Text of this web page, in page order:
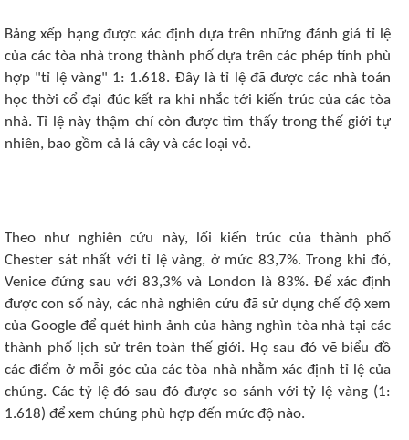
Bảng xếp hạng được xác định dựa trên những đánh giá tỉ lệ
của các tòa nhà trong thành phố dựa trên các phép tính phù
hợp "tỉ lệ vàng" 1: 1.618. Đây là tỉ lệ đã được các nhà toán
học thời cổ đại đúc kết ra khi nhắc tới kiến trúc của các tòa
nhà. Tỉ lệ này thậm chí còn được tìm thấy trong thế giới tự
nhiên, bao gồm cả lá cây và các loại vỏ.
Theo như nghiên cứu này, lối kiến trúc của thành phố
Chester sát nhất với tỉ lệ vàng, ở mức 83,7%. Trong khi đó,
Venice đứng sau với 83,3% và London là 83%. Để xác định
được con số này, các nhà nghiên cứu đã sử dụng chế độ xem
của Google để quét hình ảnh của hàng nghìn tòa nhà tại các
thành phố lịch sử trên toàn thế giới. Họ sau đó vẽ biểu đồ
các điểm ở mỗi góc của các tòa nhà nhằm xác định tỉ lệ của
chúng. Các tỷ lệ đó sau đó được so sánh với tỷ lệ vàng (1:
1.618) để xem chúng phù hợp đến mức độ nào.